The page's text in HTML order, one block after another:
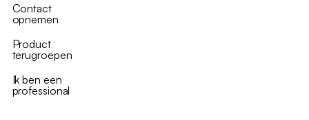
Contact
opnemen
Product
terugroepen
Ik ben een
professional